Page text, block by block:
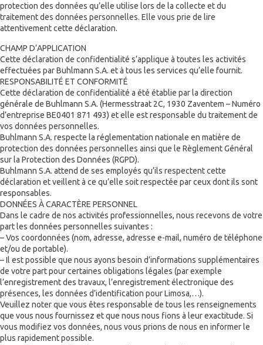
protection des données qu’elle utilise lors de la collecte et du
traitement des données personnelles. Elle vous prie de lire
attentivement cette déclaration.
CHAMP D’APPLICATION
Cette déclaration de confidentialité s’applique à toutes les activités
effectuées par Buhlmann S.A. et à tous les services qu’elle fournit.
RESPONSABILITÉ ET CONFORMITÉ
Cette déclaration de confidentialité a été établie par la direction
générale de Buhlmann S.A. (Hermesstraat 2C, 1930 Zaventem – Numéro
d’entreprise BE0401 871 493) et elle est responsable du traitement de
vos données personnelles.
Buhlmann S.A. respecte la réglementation nationale en matière de
protection des données personnelles ainsi que le Règlement Général
sur la Protection des Données (RGPD).
Buhlmann S.A. attend de ses employés qu’ils respectent cette
déclaration et veillent à ce qu’elle soit respectée par ceux dont ils sont
responsables.
DONNÉES À CARACTÈRE PERSONNEL
Dans le cadre de nos activités professionnelles, nous recevons de votre
part les données personnelles suivantes :
– Vos coordonnées (nom, adresse, adresse e-mail, numéro de téléphone
et/ou de portable).
– Il est possible que nous ayons besoin d’informations supplémentaires
de votre part pour certaines obligations légales (par exemple
l’enregistrement des travaux, l’enregistrement électronique des
présences, les données d’identification pour Limosa,…).
Veuillez noter que vous êtes responsable de tous les renseignements
que vous nous fournissez et que nous nous fions à leur exactitude. Si
vous modifiez vos données, nous vous prions de nous en informer le
plus rapidement possible.